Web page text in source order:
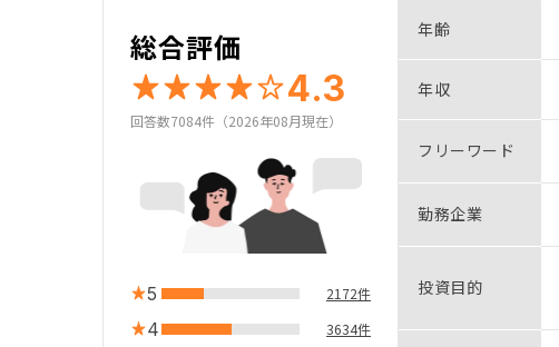
総合評価
4.3
回答数7084件（2026年08月現在）
5 2172件
4 3634件
年齢
年収
フリーワード
勤務企業
投資目的